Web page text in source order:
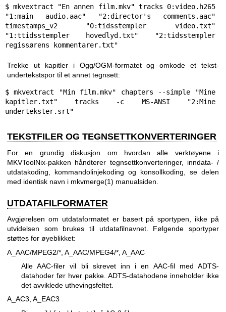
$ mkvextract "En annen film.mkv" tracks 0:video.h265
"1:main audio.aac" "2:director's comments.aac"
timestamps_v2 "0:tidsstempler video.txt"
"1:ttidsstempler hovedlyd.txt" "2:tidsstempler
regissørens kommentarer.txt"
Trekke ut kapitler i Ogg/OGM-formatet og omkode et tekst-
undertekstspor til et annet tegnsett:
$ mkvextract "Min film.mkv" chapters --simple "Mine
kapitler.txt" tracks -c MS-ANSI "2:Mine
undertekster.srt"
TEKSTFILER OG TEGNSETTKONVERTERINGER
For en grundig diskusjon om hvordan alle verktøyene i
MKVToolNix-pakken håndterer tegnsettkonverteringer, inndata- /
utdatakoding, kommandolinjekoding og konsollkoding, se delen
med identisk navn i mkvmerge(1) manualsiden.
UTDATAFILFORMATER
Avgjørelsen om utdataformatet er basert på sportypen, ikke på
utvidelsen som brukes til utdatafilnavnet. Følgende sportyper
støttes for øyeblikket:
A_AAC/MPEG2/*, A_AAC/MPEG4/*, A_AAC
Alle AAC-filer vil bli skrevet inn i en AAC-fil med ADTS-
datahoder før hver pakke. ADTS-datahodene inneholder ikke
det avviklede uthevingsfeltet.
A_AC3, A_EAC3